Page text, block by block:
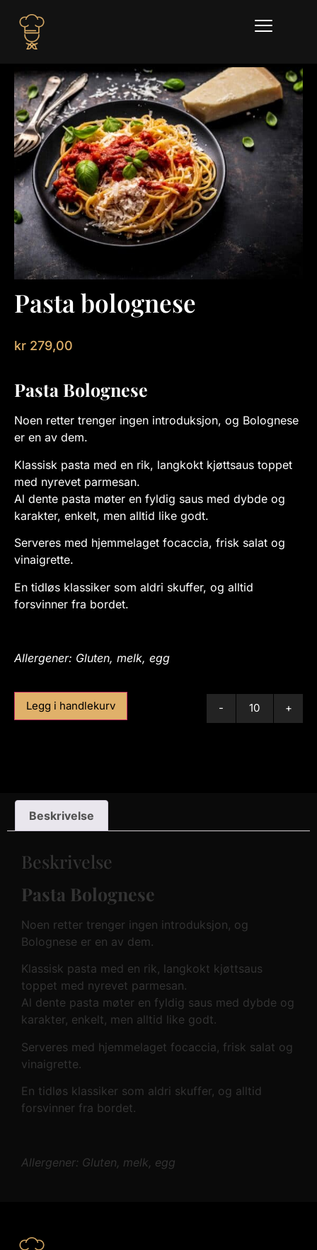
Pasta bolognese
kr 279,00
Pasta Bolognese
Noen retter trenger ingen introduksjon, og Bolognese
er en av dem.
Klassisk pasta med en rik, langkokt kjøttsaus toppet
med nyrevet parmesan.
Al dente pasta møter en fyldig saus med dybde og
karakter, enkelt, men alltid like godt.
Serveres med hjemmelaget focaccia, frisk salat og
vinaigrette.
En tidløs klassiker som aldri skuffer, og alltid
forsvinner fra bordet.
Allergener: Gluten, melk, egg
- +
Legg i handlekurv
Beskrivelse
Beskrivelse
Pasta Bolognese
Noen retter trenger ingen introduksjon, og
Bolognese er en av dem.
Klassisk pasta med en rik, langkokt kjøttsaus
toppet med nyrevet parmesan.
Al dente pasta møter en fyldig saus med dybde og
karakter, enkelt, men alltid like godt.
Serveres med hjemmelaget focaccia, frisk salat og
vinaigrette.
En tidløs klassiker som aldri skuffer, og alltid
forsvinner fra bordet.
Allergener: Gluten, melk, egg